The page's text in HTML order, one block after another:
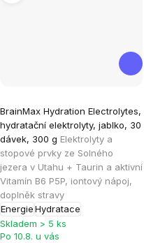
BrainMax Hydration Electrolytes,
hydratační elektrolyty, jablko, 30
dávek, 300 g Elektrolyty a
stopové prvky ze Solného
jezera v Utahu + Taurin a aktivní
Vitamín B6 P5P, iontový nápoj,
doplněk stravy
EnergieHydratace
hodnocení
produktu
je
4,8
z
5
hvězdiček.
Skladem > 5 ks
Po 10.8. u vás